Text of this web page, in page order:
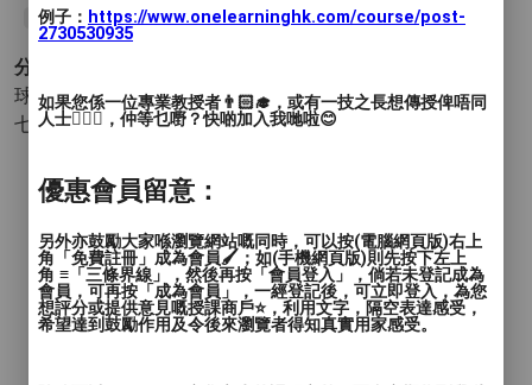
#足球班 #足球 #Soccer #暑假 #暑期班
分類 :
球類運動 - 足球- 草地 (足球) 人工草地 (足球) 硬地 (足球)
七人制(足球)
例子： https://www.onelearninghk.com/course/post-
2730530935
如果您係一位專業教授者👨🏻‍🎓，或有一技之長想傳授俾唔同
人士🙋🏻‍♂️，仲等乜嘢？快啲加入我哋啦😊
優惠會員留意：
另外亦鼓勵大家喺瀏覽網站嘅同時，可以按(電腦網頁版)右上
角「免費註冊」成為會員🖌️；如(手機網頁版)則先按下左上
角 ≡「三條界線」，然後再按「會員登入」，倘若未登記成為
會員，可再按「成為會員」，一經登記後，可立即登入，為您
想評分或提供意見嘅授課商戶⭐️，利用文字，隔空表達感受，
希望達到鼓勵作用及令後來瀏覽者得知真實用家感受。